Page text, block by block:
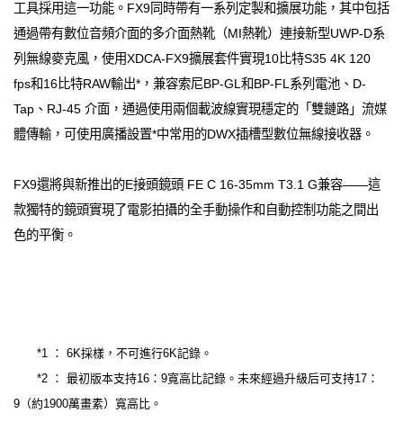
工具採用這一功能。FX9同時帶有一系列定製和擴展功能，其中包括
通過帶有數位音頻介面的多介面熱靴（MI熱靴）連接新型UWP-D系
列無線麥克風，使用XDCA-FX9擴展套件實現10比特S35 4K 120
fps和16比特RAW輸出*，兼容索尼BP-GL和BP-FL系列電池、D-
Tap、RJ-45 介面，通過使用兩個載波線實現穩定的「雙鏈路」流媒
體傳輸，可使用廣播設置*中常用的DWX插槽型數位無線接收器。
FX9還將與新推出的E接頭鏡頭 FE C 16-35mm T3.1 G兼容——這
款獨特的鏡頭實現了電影拍攝的全手動操作和自動控制功能之間出
色的平衡。
*1 ： 6K採樣，不可進行6K記錄。
*2 ： 最初版本支持16：9寬高比記錄。未來經過升級后可支持17：
9（約1900萬畫素）寬高比。